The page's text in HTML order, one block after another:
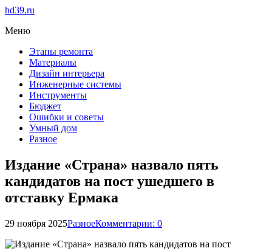
hd39.ru
Меню
Этапы ремонта
Материалы
Дизайн интерьера
Инженерные системы
Инструменты
Бюджет
Ошибки и советы
Умный дом
Разное
Издание «Страна» назвало пять
кандидатов на пост ушедшего в
отставку Ермака
29 ноября 2025РазноеКомментарии: 0